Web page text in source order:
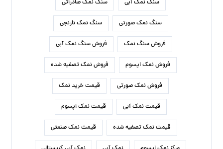
سنگ نمک آبی سنگ نمک صادراتی
سنگ نمک صورتی سنگ نمک نارنجی
فروش سنگ نمک فروش سنگ نمک آبی
فروش نمک اپسوم فروش نمک تصفیه شده
فروش نمک صورتی قیمت خرید نمک
قیمت نمک آبی قیمت نمک اپسوم
قیمت نمک تصفیه شده قیمت نمک صنعتی